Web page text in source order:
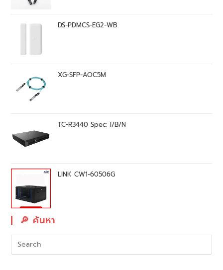
DS-PDMCS-EG2-WB
XG-SFP-AOC5M
TC-R3440 Spec: I/B/N
LINK CW1-60506G
🔎︎ ค้นหา